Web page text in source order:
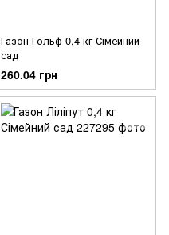
Газон Гольф 0,4 кг Сімейний
сад
260.04 грн